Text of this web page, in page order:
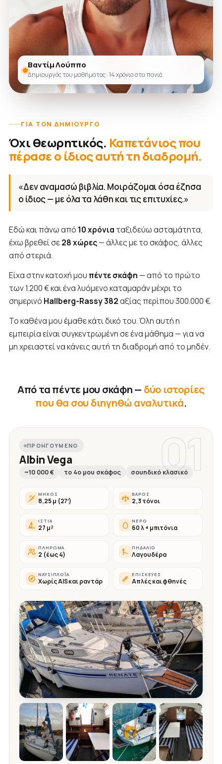
Βαντίμ Λούππο
Δημιουργός του μαθήματος · 14 χρόνια στα πανιά
ΓΙΑ ΤΟΝ ΔΗΜΙΟΥΡΓΌ
Όχι θεωρητικός. Καπετάνιος που
πέρασε ο ίδιος αυτή τη διαδρομή.
«Δεν αναμασώ βιβλία. Μοιράζομαι όσα έζησα
ο ίδιος — με όλα τα λάθη και τις επιτυχίες.»
Εδώ και πάνω από 10 χρόνια ταξιδεύω ασταμάτητα,
έχω βρεθεί σε28 χώρες— άλλες με το σκάφος, άλλες
από στεριά.
Είχα στην κατοχή μου πέντε σκάφη — από το πρώτο
των 1.200 € και ένα λυόμενο καταμαράν μέχρι το
σημερινό Hallberg-Rassy 382αξίας περίπου 300.000 €.
Το καθένα μου έμαθε κάτι δικό του. Όλη αυτή η
εμπειρία είναι συγκεντρωμένη σε ένα μάθημα — για να
μη χρειαστεί να κάνεις αυτή τη διαδρομή από το μηδέν.
Από τα πέντε μου σκάφη — δύο ιστορίες
που θα σου διηγηθώ αναλυτικά.
01
ΠΡΟΗΓΟΎΜΕΝΟ
Albin Vega
~10 000 € το 4ο μου σκάφος σουηδικό κλασικό
ΜΉΚΟΣ
8,25 μ (27′)
ΒΆΡΟΣ
2,3 τόνοι
ΙΣΤΊΑ
27 μ²
ΝΕΡΌ
60 λ + μπιτόνια
ΠΛΉΡΩΜΑ
2 (έως 4)
ΠΗΔΆΛΙΟ
Λαγουδέρα
ΝΑΥΣΙΠΛΟΪ́Α
Χωρίς AIS και ραντάρ
ΕΠΙΣΚΕΥΈΣ
Απλές και φθηνές